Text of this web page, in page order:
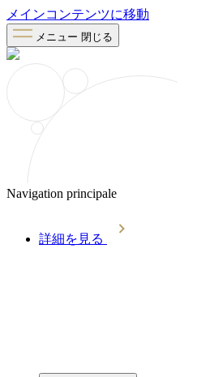
メインコンテンツに移動
メニュー 閉じる
Navigation principale
詳細を見る